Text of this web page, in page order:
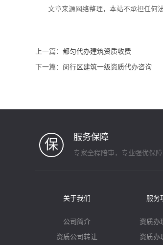
文章来源网络整理，本站不承担任何
上一篇： 都匀代办建筑资质收费
下一篇： 闵行区建筑一级资质代办咨询
保 服务保障
专家全程陪审，专业强优保障
关于我们
公司简介
资质公司转让
服务
资质办
资质办